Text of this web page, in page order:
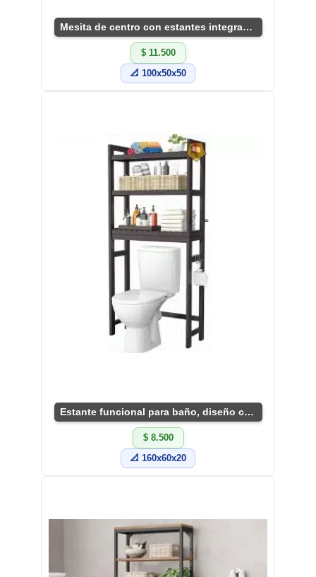
Mesita de centro con estantes integrados
$ 11.500
📐 100x50x50
Estante funcional para baño, diseño compacto y útil
$ 8.500
📐 160x60x20